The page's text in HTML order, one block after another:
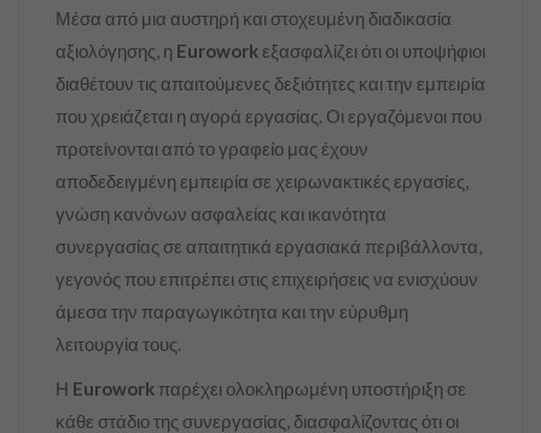
Μέσα από μια αυστηρή και στοχευμένη διαδικασία
αξιολόγησης, η Euroworkεξασφαλίζει ότι οι υποψήφιοι
διαθέτουν τις απαιτούμενες δεξιότητες και την εμπειρία
που χρειάζεται η αγορά εργασίας. Οι εργαζόμενοι που
προτείνονται από το γραφείο μας έχουν
αποδεδειγμένη εμπειρία σε χειρωνακτικές εργασίες,
γνώση κανόνων ασφαλείας και ικανότητα
συνεργασίας σε απαιτητικά εργασιακά περιβάλλοντα,
γεγονός που επιτρέπει στις επιχειρήσεις να ενισχύουν
άμεσα την παραγωγικότητα και την εύρυθμη
λειτουργία τους.
Η Eurowork παρέχει ολοκληρωμένη υποστήριξη σε
κάθε στάδιο της συνεργασίας, διασφαλίζοντας ότι οι